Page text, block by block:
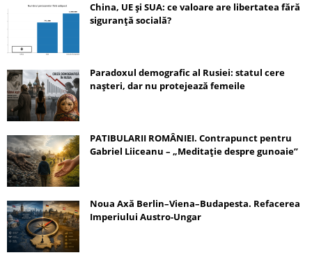
China, UE și SUA: ce valoare are libertatea fără
siguranță socială?
Paradoxul demografic al Rusiei: statul cere
nașteri, dar nu protejează femeile
PATIBULARII ROMÂNIEI. Contrapunct pentru
Gabriel Liiceanu – „Meditație despre gunoaie”
Noua Axă Berlin–Viena–Budapesta. Refacerea
Imperiului Austro-Ungar